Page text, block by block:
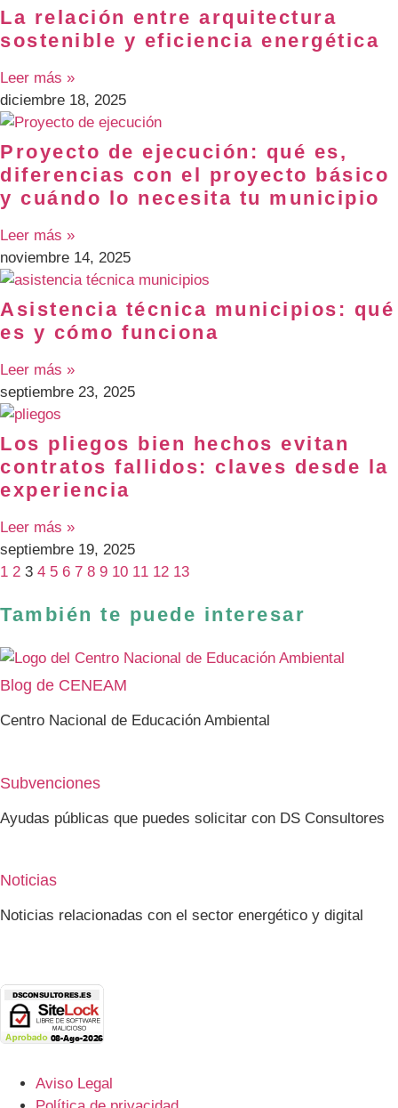
La relación entre arquitectura
sostenible y eficiencia energética
Leer más »
diciembre 18, 2025
Proyecto de ejecución: qué es,
diferencias con el proyecto básico
y cuándo lo necesita tu municipio
Leer más »
noviembre 14, 2025
Asistencia técnica municipios: qué
es y cómo funciona
Leer más »
septiembre 23, 2025
Los pliegos bien hechos evitan
contratos fallidos: claves desde la
experiencia
Leer más »
septiembre 19, 2025
1 2 3 4 5 6 7 8 9 10 11 12 13
También te puede interesar
Blog de CENEAM
Centro Nacional de Educación Ambiental
Subvenciones
Ayudas públicas que puedes solicitar con DS Consultores
Noticias
Noticias relacionadas con el sector energético y digital
Aviso Legal